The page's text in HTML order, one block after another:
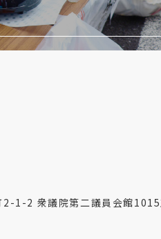
1-2 衆議院第二議員会館1015